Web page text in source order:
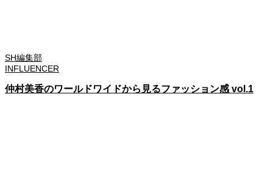
SH編集部
INFLUENCER
仲村美香のワールドワイドから見るファッション感 vol.1